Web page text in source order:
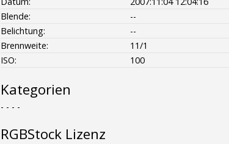
Blende:
--
Belichtung:
--
Brennweite:
11/1
ISO:
100
Kategorien
- - - -
RGBStock Lizenz